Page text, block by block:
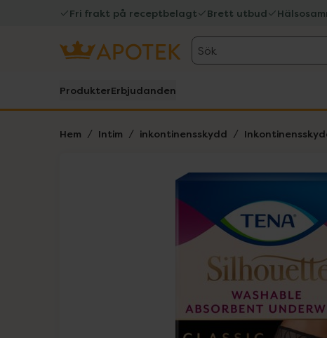
Fri frakt på receptbelagt Brett utbud
Sök
ProdukterErbjudanden
Hem Intim inkontinensskydd